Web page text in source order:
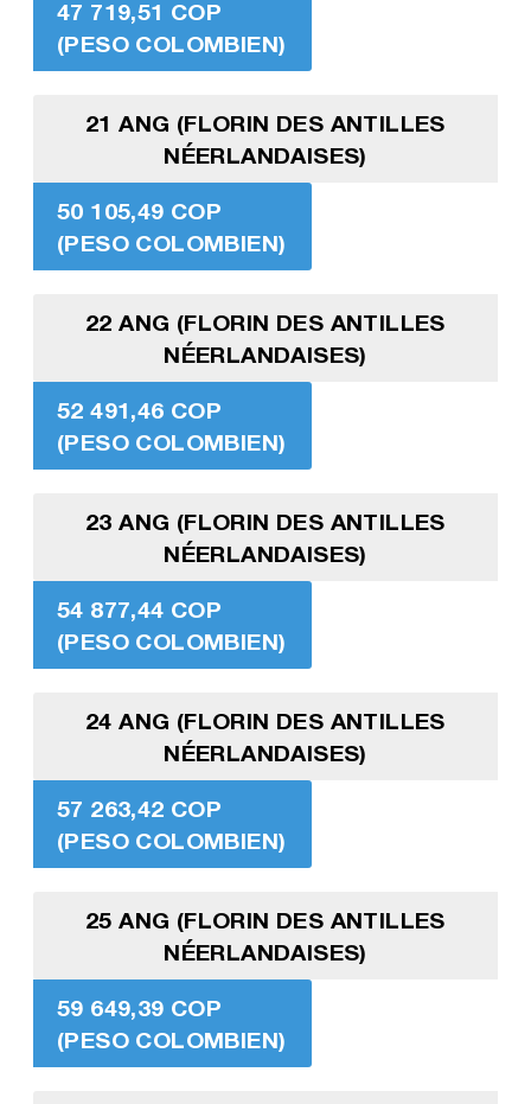
47 719,51 COP
(PESO COLOMBIEN)
21 ANG (FLORIN DES ANTILLES
NÉERLANDAISES)
50 105,49 COP
(PESO COLOMBIEN)
22 ANG (FLORIN DES ANTILLES
NÉERLANDAISES)
52 491,46 COP
(PESO COLOMBIEN)
23 ANG (FLORIN DES ANTILLES
NÉERLANDAISES)
54 877,44 COP
(PESO COLOMBIEN)
24 ANG (FLORIN DES ANTILLES
NÉERLANDAISES)
57 263,42 COP
(PESO COLOMBIEN)
25 ANG (FLORIN DES ANTILLES
NÉERLANDAISES)
59 649,39 COP
(PESO COLOMBIEN)